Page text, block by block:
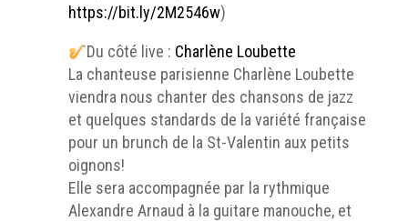
https://bit.ly/2M2546w)
Du côté live : Charlène Loubette
La chanteuse parisienne Charlène Loubette
viendra nous chanter des chansons de jazz
et quelques standards de la variété française
pour un brunch de la St-Valentin aux petits
oignons!
Elle sera accompagnée par la rythmique
Alexandre Arnaud à la guitare manouche, et